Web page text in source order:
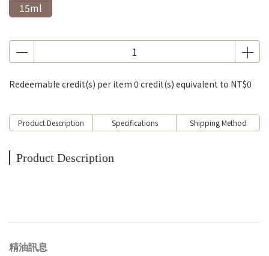
15ml
Redeemable credit(s) per item 0 credit(s) equivalent to NT$0
Product Description Specifications Shipping Method
Product Description
​精油訊息